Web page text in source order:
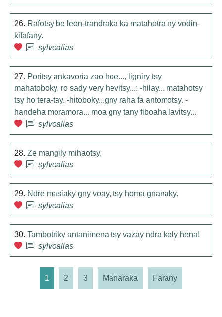
26. Rafotsy be leon-trandraka ka matahotra ny vodin-
kifafany.
sylvoalias
27. Poritsy ankavoria zao hoe..., ligniry tsy
mahatoboky, ro sady very hevitsy...: -hilay... matahotsy
tsy ho tera-tay. -hitoboky...gny raha fa antomotsy. -
handeha moramora... moa gny tany fiboaha lavitsy...
sylvoalias
28. Ze mangily mihaotsy,
sylvoalias
29. Ndre masiaky gny voay, tsy homa gnanaky.
sylvoalias
30. Tambotriky antanimena tsy vazay ndra kely hena!
sylvoalias
1 2 3 Manaraka Farany